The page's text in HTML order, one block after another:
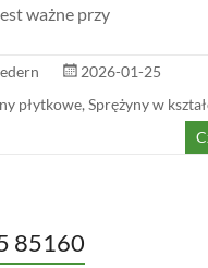
ważne przy
2026-01-25
płytkowe, Sprężyny w
85160